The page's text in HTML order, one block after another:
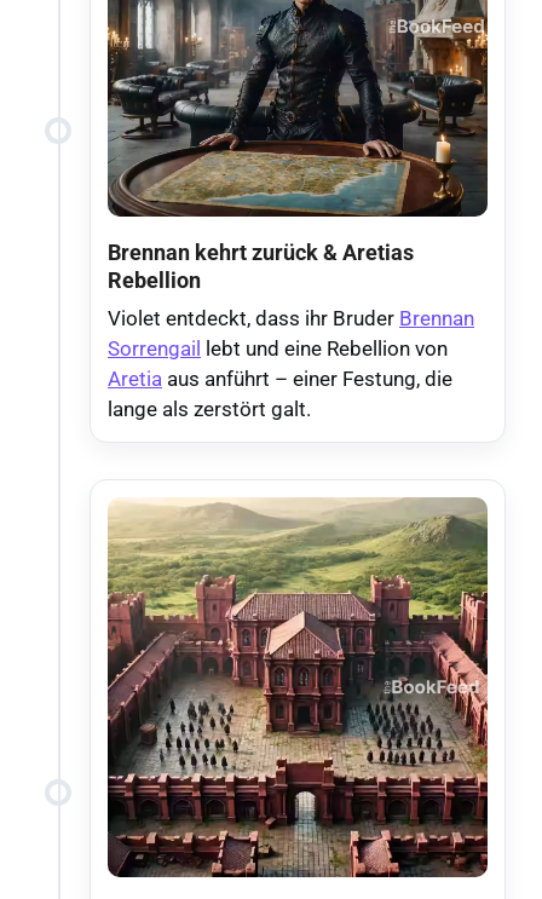
Brennan kehrt zurück & Aretias
Rebellion
Violet entdeckt, dass ihr Bruder Brennan
Sorrengail
lebt und eine Rebellion von
Aretia aus anführt – einer Festung, die
lange als zerstört galt.